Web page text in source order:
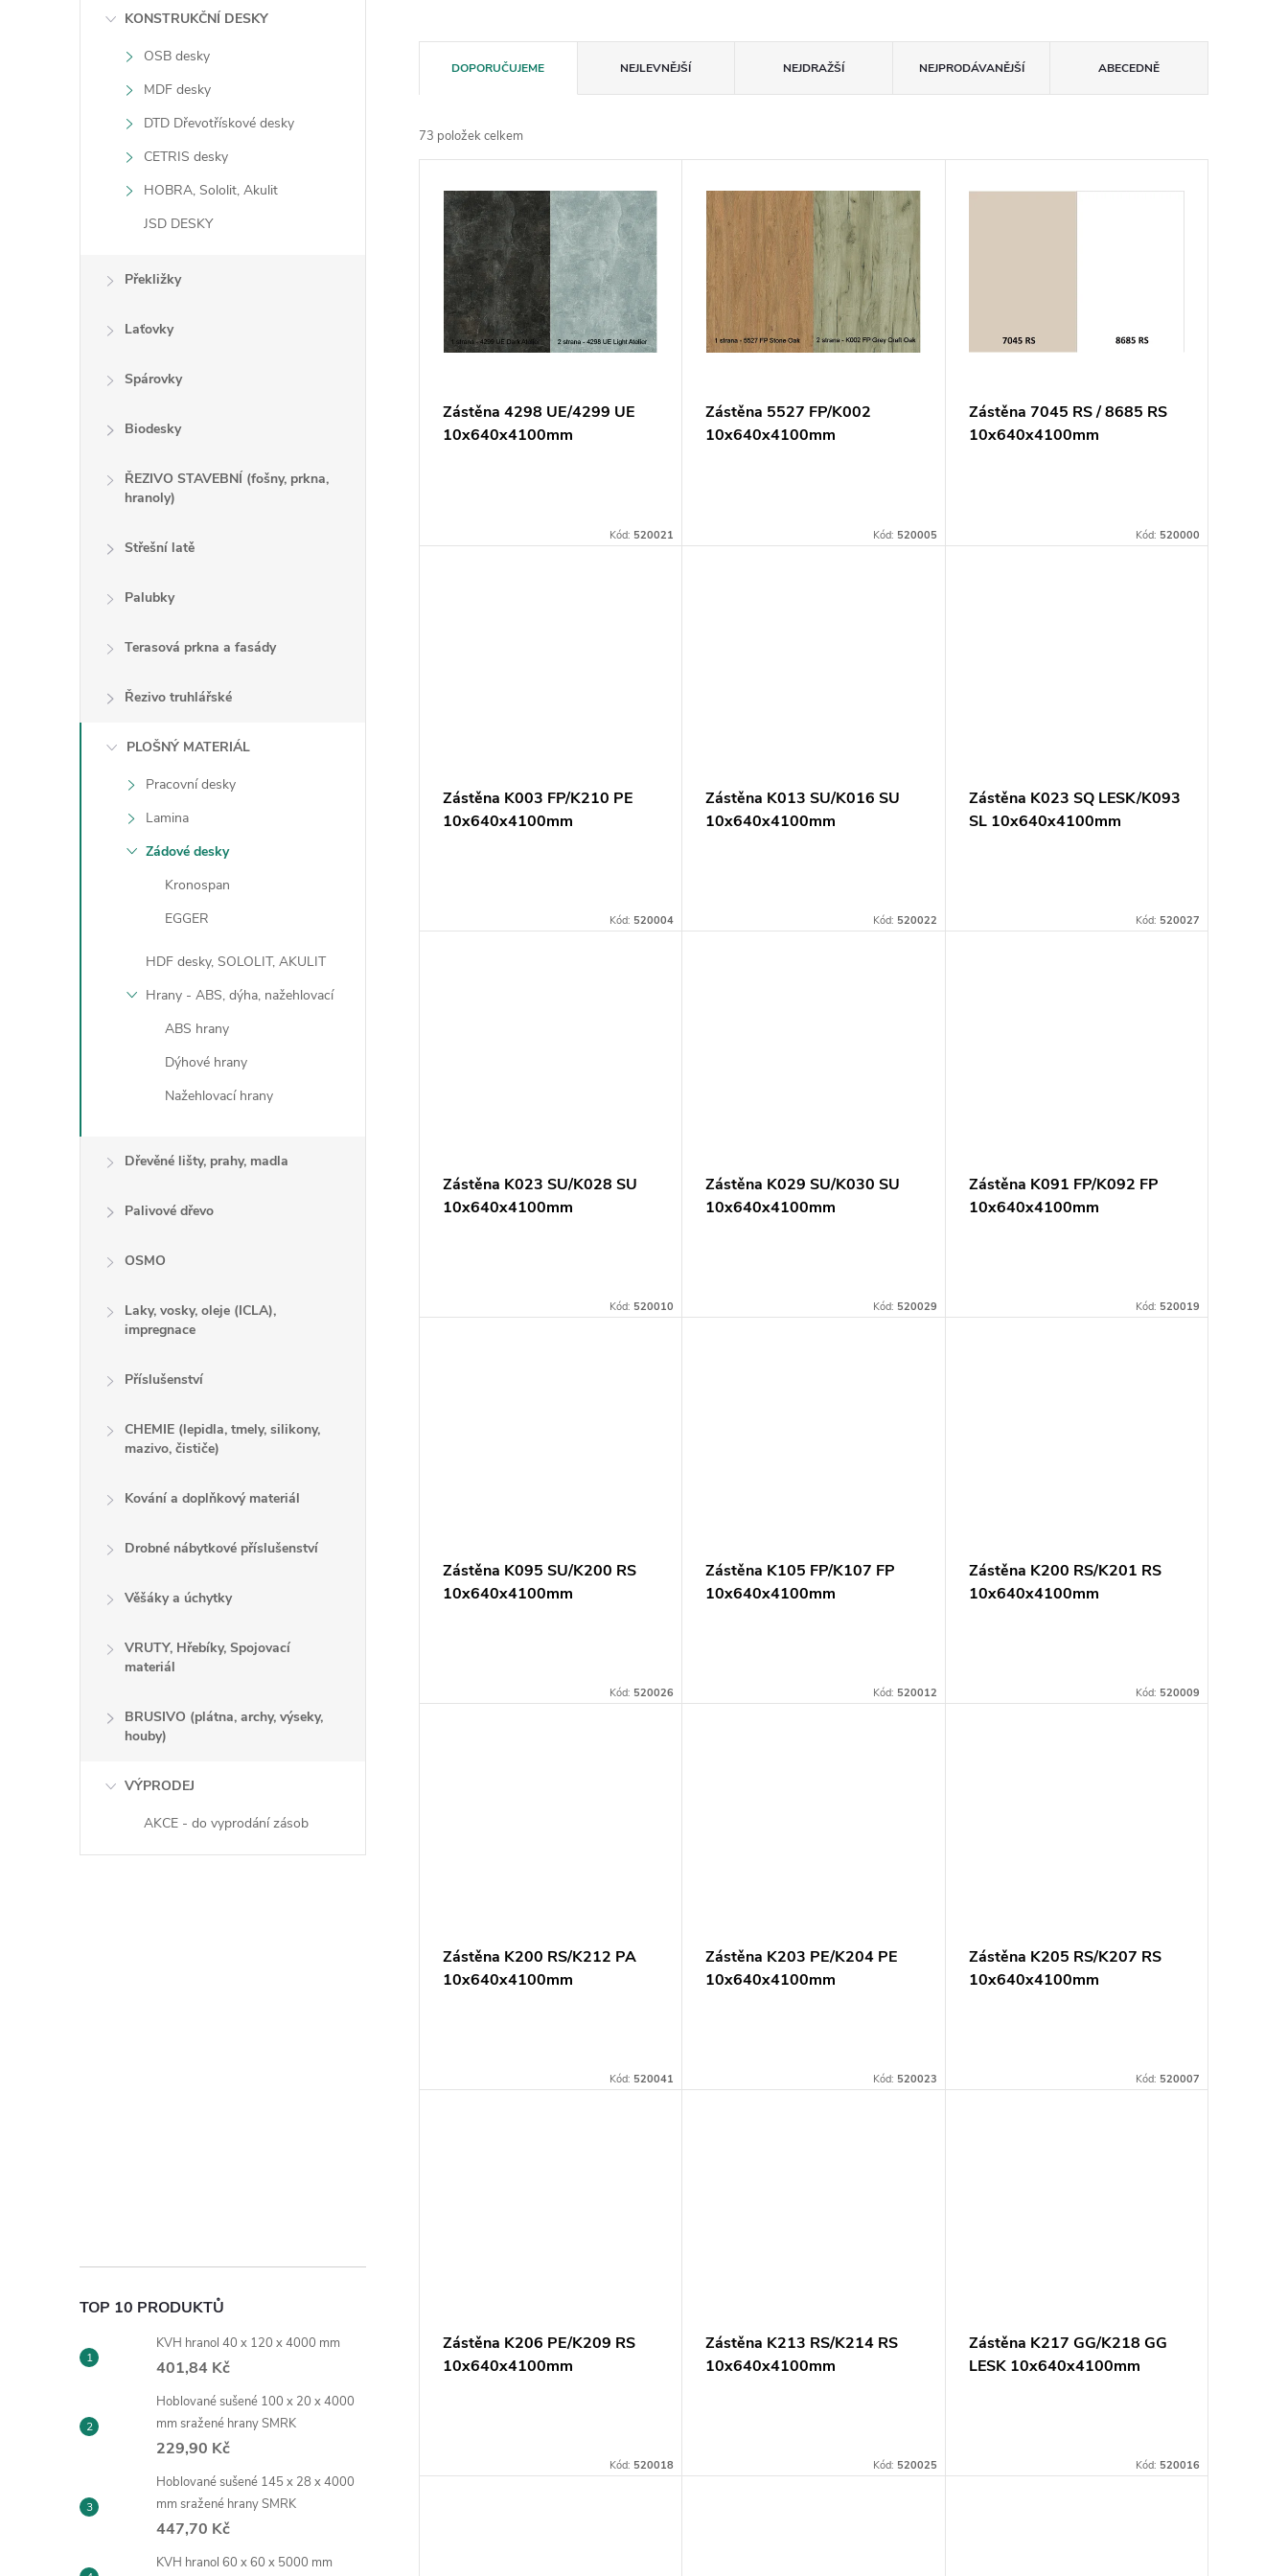
KONSTRUKČNÍ DESKY
OSB desky
MDF desky
DTD Dřevotřískové desky
CETRIS desky
HOBRA, Sololit, Akulit
JSD DESKY
Překližky
Laťovky
Spárovky
Biodesky
ŘEZIVO STAVEBNÍ (fošny, prkna,
hranoly)
Střešní latě
Palubky
Terasová prkna a fasády
Řezivo truhlářské
PLOŠNÝ MATERIÁL
Pracovní desky
Lamina
Zádové desky
Kronospan
EGGER
HDF desky, SOLOLIT, AKULIT
Hrany - ABS, dýha, nažehlovací
ABS hrany
Dýhové hrany
Nažehlovací hrany
Dřevěné lišty, prahy, madla
Palivové dřevo
OSMO
Laky, vosky, oleje (ICLA),
impregnace
Příslušenství
CHEMIE (lepidla, tmely, silikony,
mazivo, čističe)
Kování a doplňkový materiál
Drobné nábytkové příslušenství
Věšáky a úchytky
VRUTY, Hřebíky, Spojovací
materiál
BRUSIVO (plátna, archy, výseky,
houby)
VÝPRODEJ
AKCE - do vyprodání zásob
TOP 10 PRODUKTŮ
KVH hranol 40 x 120 x 4000 mm
401,84 Kč
Hoblované sušené 100 x 20 x 4000
mm sražené hrany SMRK
229,90 Kč
Hoblované sušené 145 x 28 x 4000
mm sražené hrany SMRK
447,70 Kč
KVH hranol 60 x 60 x 5000 mm
a
z
u
DOPORUČUJEME NEJLEVNĚJŠÍ NEJDRAŽŠÍ NEJPRODÁVANĚJŠÍ ABECEDNĚ
73 položek celkem
V
Zástěna 4298 UE/4299 UE
10x640x4100mm
Kód: 520021
Zástěna 5527 FP/K002
10x640x4100mm
Kód: 520005
Zástěna 7045 RS / 8685 RS
10x640x4100mm
Kód: 520000
Zástěna K003 FP/K210 PE
10x640x4100mm
Kód: 520004
Zástěna K013 SU/K016 SU
10x640x4100mm
Kód: 520022
Zástěna K023 SQ LESK/K093
SL 10x640x4100mm
Kód: 520027
Zástěna K023 SU/K028 SU
10x640x4100mm
Kód: 520010
Zástěna K029 SU/K030 SU
10x640x4100mm
Kód: 520029
Zástěna K091 FP/K092 FP
10x640x4100mm
Kód: 520019
Zástěna K095 SU/K200 RS
10x640x4100mm
Kód: 520026
Zástěna K105 FP/K107 FP
10x640x4100mm
Kód: 520012
Zástěna K200 RS/K201 RS
10x640x4100mm
Kód: 520009
Zástěna K200 RS/K212 PA
10x640x4100mm
Kód: 520041
Zástěna K203 PE/K204 PE
10x640x4100mm
Kód: 520023
Zástěna K205 RS/K207 RS
10x640x4100mm
Kód: 520007
Zástěna K206 PE/K209 RS
10x640x4100mm
Kód: 520018
Zástěna K213 RS/K214 RS
10x640x4100mm
Kód: 520025
Zástěna K217 GG/K218 GG
LESK 10x640x4100mm
Kód: 520016